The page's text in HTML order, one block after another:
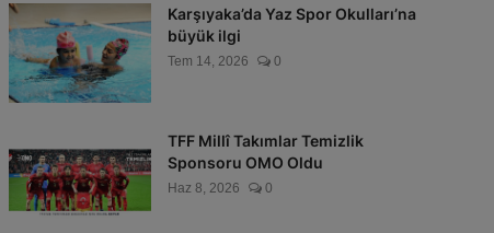
Karşıyaka’da Yaz Spor Okulları’na
büyük ilgi
Tem 14, 2026 0
TFF Millî Takımlar Temizlik
Sponsoru OMO Oldu
Haz 8, 2026 0